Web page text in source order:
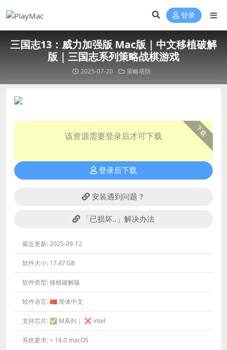
登录
三国志13：威力加强版 Mac版｜中文移植破解
版｜三国志系列策略战棋游戏
2025-07-20 策略塔防
下载
该资源需要登录后才可下载
登录后下载
安装遇到问题？
「已损坏..」解决办法
最近更新:2025-09-12
软件大小: 17.47 GB
软件类型:移植破解版
软件语言:🇨🇳 简体中文
支持芯片: ✅ M系列｜ ❌ intel
系统要求:> 14.0 macOS